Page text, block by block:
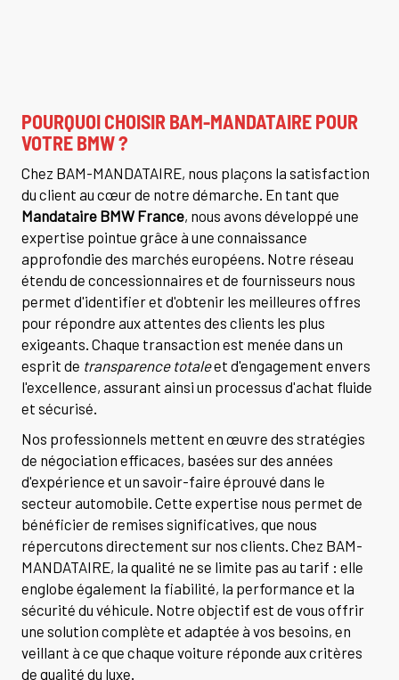
POURQUOI CHOISIR BAM-MANDATAIRE POUR
VOTRE BMW ?
Chez BAM-MANDATAIRE, nous plaçons la satisfaction
du client au cœur de notre démarche. En tant que
Mandataire BMW France, nous avons développé une
expertise pointue grâce à une connaissance
approfondie des marchés européens. Notre réseau
étendu de concessionnaires et de fournisseurs nous
permet d'identifier et d'obtenir les meilleures offres
pour répondre aux attentes des clients les plus
exigeants. Chaque transaction est menée dans un
esprit de transparence totaleet d'engagement envers
l'excellence, assurant ainsi un processus d'achat fluide
et sécurisé.
Nos professionnels mettent en œuvre des stratégies
de négociation efficaces, basées sur des années
d'expérience et un savoir-faire éprouvé dans le
secteur automobile. Cette expertise nous permet de
bénéficier de remises significatives, que nous
répercutons directement sur nos clients. Chez BAM-
MANDATAIRE, la qualité ne se limite pas au tarif : elle
englobe également la fiabilité, la performance et la
sécurité du véhicule. Notre objectif est de vous offrir
une solution complète et adaptée à vos besoins, en
veillant à ce que chaque voiture réponde aux critères
de qualité du luxe.